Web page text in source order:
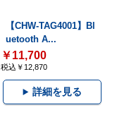
【CHW-TAG4001】Bl
uetooth A...
￥11,700
税込￥12,870
詳細を見る